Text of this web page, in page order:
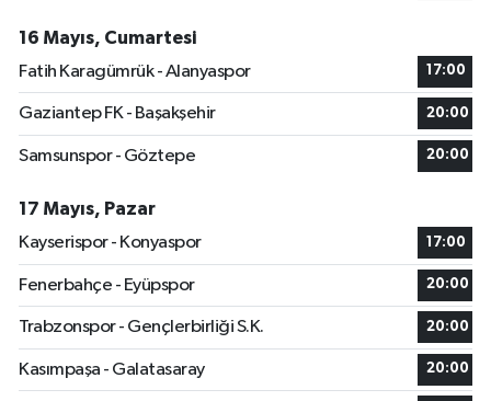
16 Mayıs, Cumartesi
Fatih Karagümrük - Alanyaspor
17:00
Gaziantep FK - Başakşehir 20:00
Samsunspor - Göztepe 20:00
17 Mayıs, Pazar
Kayserispor - Konyaspor
17:00
Fenerbahçe - Eyüpspor 20:00
Trabzonspor - Gençlerbirliği S.K. 20:00
Kasımpaşa - Galatasaray 20:00